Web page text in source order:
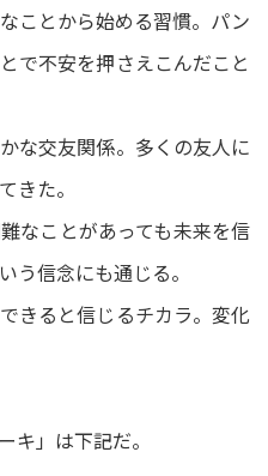
ことから始める習慣。パン
で不安を押さえこんだこと
な交友関係。多くの友人に
きた。
なことがあっても未来を信
う信念にも通じる。
きると信じるチカラ。変化
」は下記だ。